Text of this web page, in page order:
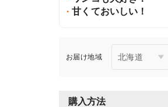
甘くておいしい！
お届け地域
購入方法